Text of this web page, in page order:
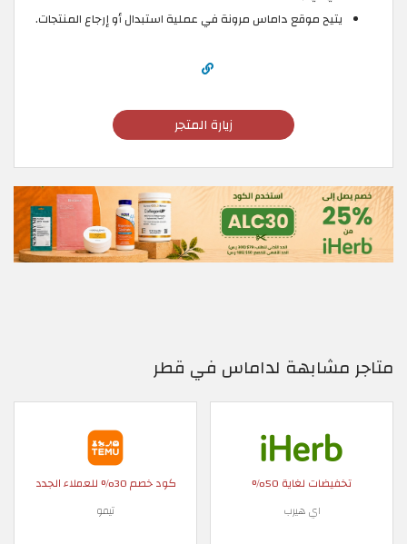
يتيح موقع داماس مرونة في عملية استبدال أو إرجاع المنتجات.
زيارة المتجر
متاجر مشابهة لداماس في قطر
تخفيضات لغاية 50%
اي هيرب
كود خصم 30% للعملاء الجدد
تيمو